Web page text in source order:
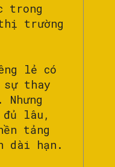
trong
trường
lẻ có
thay
lâu,
tảng
dài hạn.